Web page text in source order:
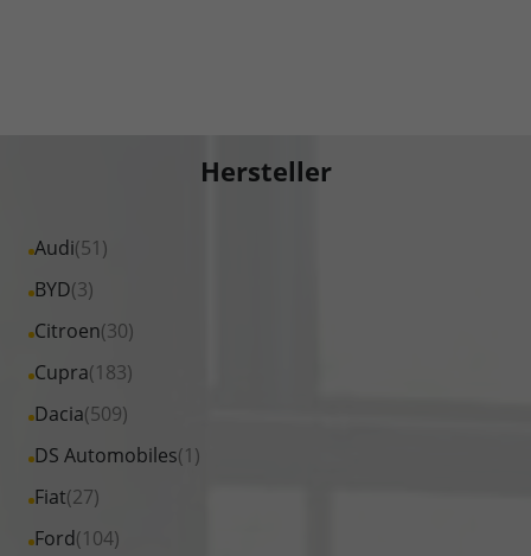
Hersteller
Audi(51)
Alle
Fahrzeuge
Audi
anzeigen
BYD(3)
Alle
Fahrzeuge
BYD
anzeigen
Citroen(30)
Alle
Fahrzeuge
Citroen
anzeigen
Cupra(183)
Alle
Fahrzeuge
Cupra
anzeigen
Dacia(509)
Alle
Fahrzeuge
Dacia
anzeigen
DS Automobiles(1)
Alle
Fahrzeuge
DS
Fiat(27)
Alle
Fahrzeuge
Ford(104)
Alle